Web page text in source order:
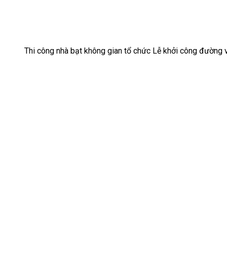
Thi công nhà bạt không gian tổ chức Lễ khởi công đường